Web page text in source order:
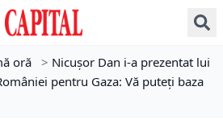
oră > Nicușor Dan i-a prezentat lui
pentru Gaza: Vă puteți baza